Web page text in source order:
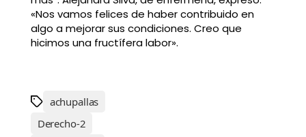
«Nos vamos felices de haber contribuido en
algo a mejorar sus condiciones. Creo que
hicimos una fructífera labor».
achupallas
Derecho-2